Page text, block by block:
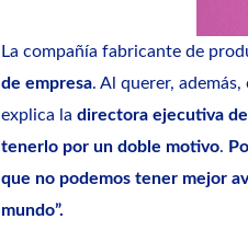
La compañía fabricante de
de empresa. Al querer,
explica la directora ejecutiva
tenerlo por un doble motivo.
que no podemos tener mejor
mundo”.